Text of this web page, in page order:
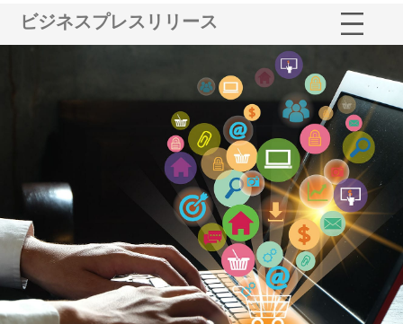
ビジネスプレスリリース